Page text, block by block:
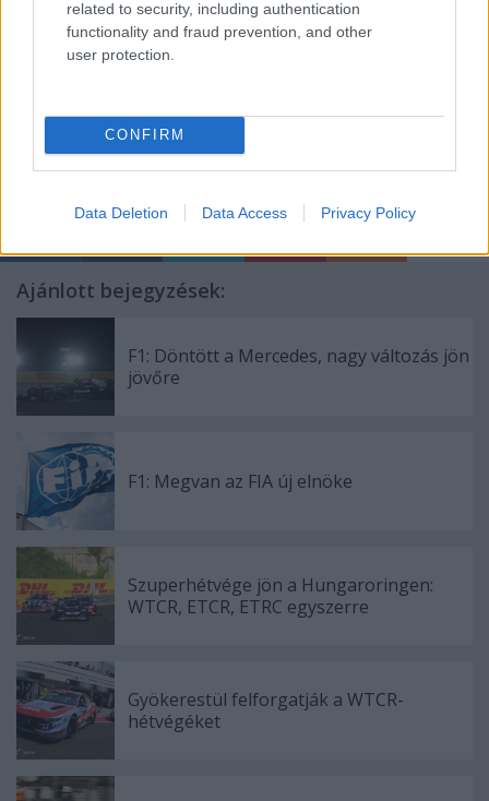
related to security, including authentication
functionality and fraud prevention, and other
user protection.
CONFIRM
Data Deletion Data Access Privacy Policy
Honda Túraautó
Racing Benjamin Lessennes WTCR
Vila Real
Ajánlott bejegyzések:
F1: Döntött a Mercedes, nagy változás jön
jövőre
F1: Megvan az FIA új elnöke
Szuperhétvége jön a Hungaroringen:
WTCR, ETCR, ETRC egyszerre
Gyökerestül felforgatják a WTCR-
hétvégéket